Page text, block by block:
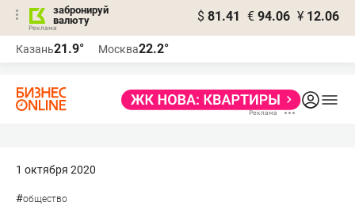
забронируй
валюту
$ 81.41 € 94.06 ¥ 12.06
Казань21.9° Москва22.2°
1 октября 2020
#общество